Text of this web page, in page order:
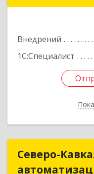
Внедрений
1С:Специалист
Северо-